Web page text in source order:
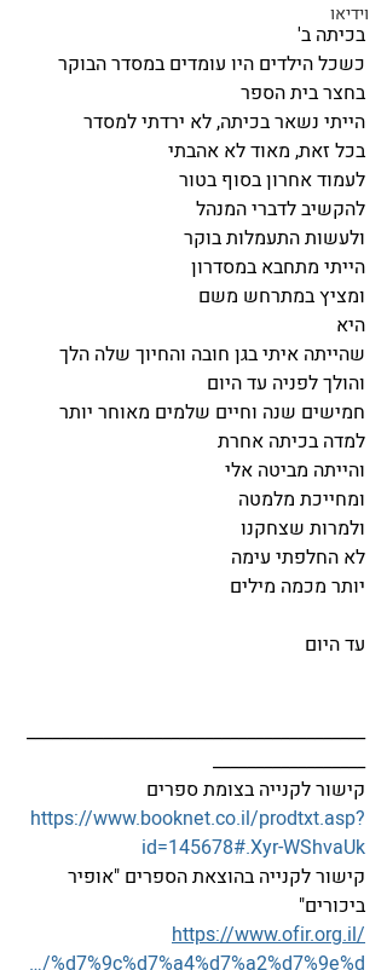
וידיאו
בכיתה ב'
כשכל הילדים היו עומדים במסדר הבוקר
בחצר בית הספר
הייתי נשאר בכיתה, לא ירדתי למסדר
בכל זאת, מאוד לא אהבתי
לעמוד אחרון בסוף בטור
להקשיב לדברי המנהל
ולעשות התעמלות בוקר
הייתי מתחבא במסדרון
ומציץ במתרחש משם
היא
שהייתה איתי בגן חובה והחיוך שלה הלך
והולך לפניה עד היום
חמישים שנה וחיים שלמים מאוחר יותר
למדה בכיתה אחרת
והייתה מביטה אלי
ומחייכת מלמטה
ולמרות שצחקנו
לא החלפתי עימה
יותר מכמה מילים
עד היום
________________________________________
__________________
קישור לקנייה בצומת ספרים
https://www.booknet.co.il/prodtxt.asp?
id=145678#.Xyr-WShvaUk
קישור לקנייה בהוצאת הספרים "אופיר
ביכורים"
https://www.ofir.org.il/
…/%d7%9c%d7%a4%d7%a2%d7%9e%d